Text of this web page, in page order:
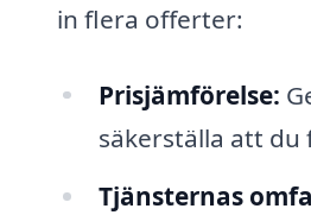
in flera offerter:
Prisjämförelse:
säkerställa att
Tjänsternas